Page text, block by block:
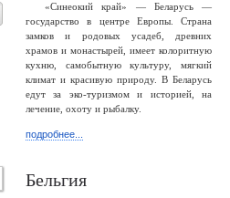
«Синеокий край» — Беларусь —
государство в центре Европы. Страна
замков и родовых усадеб, древних
храмов и монастырей, имеет колоритную
кухню, самобытную культуру, мягкий
климат и красивую природу. В Беларусь
едут за эко-туризмом и историей, на
лечение, охоту и рыбалку.
подробнее...
Бельгия